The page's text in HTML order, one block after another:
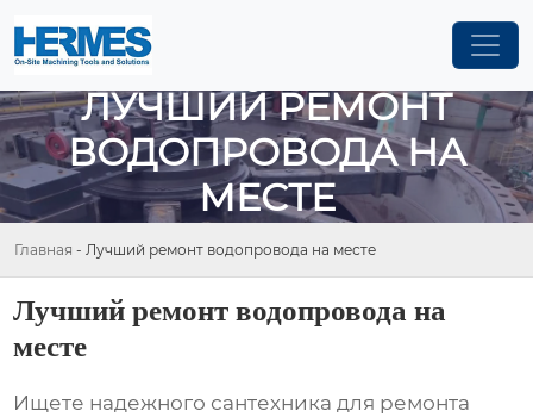
ЛУЧШИЙ РЕМОНТ
ВОДОПРОВОДА НА
МЕСТЕ
Главная - Лучший ремонт водопровода на месте
Лучший ремонт водопровода на
месте
Ищете надежного сантехника для ремонта